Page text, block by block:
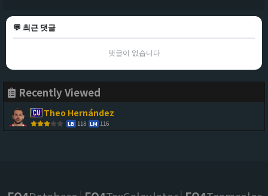
💬 최근 댓글
댓글이 없습니다
Recently Viewed
Theo Hernández
LB 118 LM 116